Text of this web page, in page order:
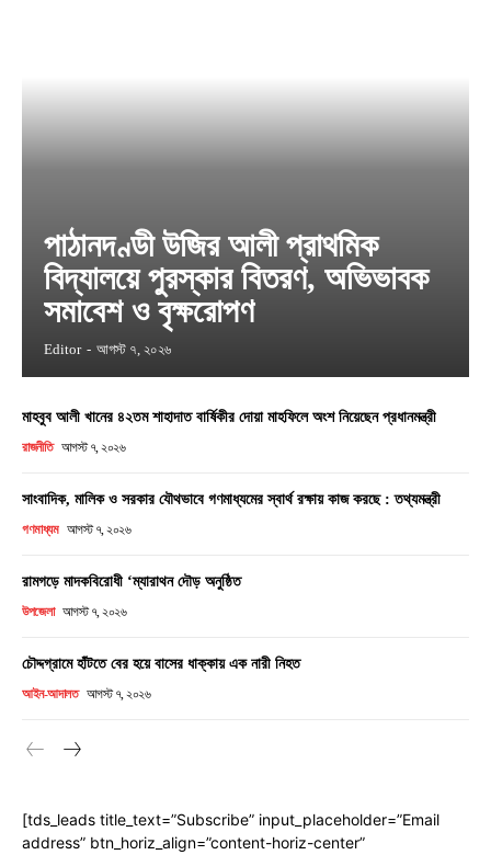
পাঠানদণ্ডী উজির আলী প্রাথমিক
বিদ্যালয়ে পুরস্কার বিতরণ, অভিভাবক
সমাবেশ ও বৃক্ষরোপণ
Editor - আগস্ট ৭, ২০২৬
মাহবুব আলী খানের ৪২তম শাহাদাত বার্ষিকীর দোয়া মাহফিলে অংশ নিয়েছেন প্রধানমন্ত্রী
রাজনীতি আগস্ট ৭, ২০২৬
সাংবাদিক, মালিক ও সরকার যৌথভাবে গণমাধ্যমের স্বার্থ রক্ষায় কাজ করছে : তথ্যমন্ত্রী
গণমাধ্যম আগস্ট ৭, ২০২৬
রামগড়ে মাদকবিরোধী ‘ম্যারাথন দৌড় অনুষ্ঠিত
উপজেলা আগস্ট ৭, ২০২৬
চৌদ্দগ্রামে হাঁটতে বের হয়ে বাসের ধাক্কায় এক নারী নিহত
আইন-আদালত আগস্ট ৭, ২০২৬
[tds_leads title_text=”Subscribe” input_placeholder=”Email
address” btn_horiz_align=”content-horiz-center”